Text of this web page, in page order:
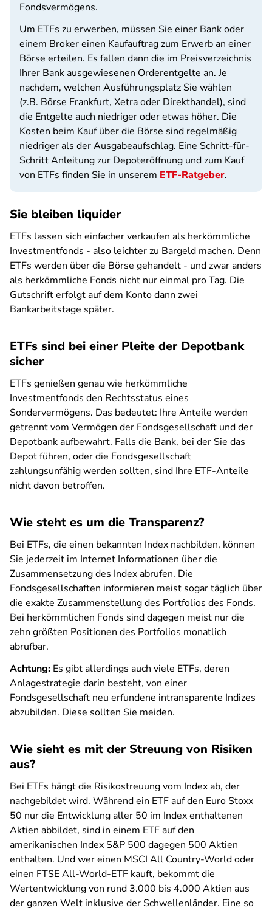
Fondsvermögens.
Um ETFs zu erwerben, müssen Sie einer Bank oder
einem Broker einen Kaufauftrag zum Erwerb an einer
Börse erteilen. Es fallen dann die im Preisverzeichnis
Ihrer Bank ausgewiesenen Orderentgelte an. Je
nachdem, welchen Ausführungsplatz Sie wählen
(z.B. Börse Frankfurt, Xetra oder Direkthandel), sind
die Entgelte auch niedriger oder etwas höher. Die
Kosten beim Kauf über die Börse sind regelmäßig
niedriger als der Ausgabeaufschlag. Eine Schritt-für-
Schritt Anleitung zur Depoteröffnung und zum Kauf
von ETFs finden Sie in unserem ETF-Ratgeber.
Sie bleiben liquider
ETFs lassen sich einfacher verkaufen als herkömmliche
Investmentfonds - also leichter zu Bargeld machen. Denn
ETFs werden über die Börse gehandelt - und zwar anders
als herkömmliche Fonds nicht nur einmal pro Tag. Die
Gutschrift erfolgt auf dem Konto dann zwei
Bankarbeitstage später.
ETFs sind bei einer Pleite der Depotbank
sicher
ETFs genießen genau wie herkömmliche
Investmentfonds den Rechtsstatus eines
Sondervermögens. Das bedeutet: Ihre Anteile werden
getrennt vom Vermögen der Fondsgesellschaft und der
Depotbank aufbewahrt. Falls die Bank, bei der Sie das
Depot führen, oder die Fondsgesellschaft
zahlungsunfähig werden sollten, sind Ihre ETF-Anteile
nicht davon betroffen.
Wie steht es um die Transparenz?
Bei ETFs, die einen bekannten Index nachbilden, können
Sie jederzeit im Internet Informationen über die
Zusammensetzung des Index abrufen. Die
Fondsgesellschaften informieren meist sogar täglich über
die exakte Zusammenstellung des Portfolios des Fonds.
Bei herkömmlichen Fonds sind dagegen meist nur die
zehn größten Positionen des Portfolios monatlich
abrufbar.
Achtung: Es gibt allerdings auch viele ETFs, deren
Anlagestrategie darin besteht, von einer
Fondsgesellschaft neu erfundene intransparente Indizes
abzubilden. Diese sollten Sie meiden.
Wie sieht es mit der Streuung von Risiken
aus?
Bei ETFs hängt die Risikostreuung vom Index ab, der
nachgebildet wird. Während ein ETF auf den Euro Stoxx
50 nur die Entwicklung aller 50 im Index enthaltenen
Aktien abbildet, sind in einem ETF auf den
amerikanischen Index S&P 500 dagegen 500 Aktien
enthalten. Und wer einen MSCI All Country-World oder
einen FTSE All-World-ETF kauft, bekommt die
Wertentwicklung von rund 3.000 bis 4.000 Aktien aus
der ganzen Welt inklusive der Schwellenländer. Eine so